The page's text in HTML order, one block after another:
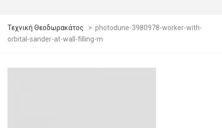
Τεχνική Θεοδωρακάτος > photodune-3980978-worker-with-
orbital-sander-at-wall-filling-m